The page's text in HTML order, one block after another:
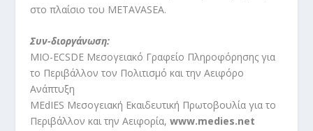
στο πλαίσιο του METAVASEA.
Συν-διοργάνωση:
ΜΙΟ-ECSDE Μεσογειακό Γραφείο Πληροφόρησης για
το Περιβάλλον τον Πολιτισμό και την Αειφόρο
Ανάπτυξη
MEdIES Μεσογειακή Εκαιδευτική Πρωτοβουλία για το
Περιβάλλον και την Αειφορία, www.medies.net